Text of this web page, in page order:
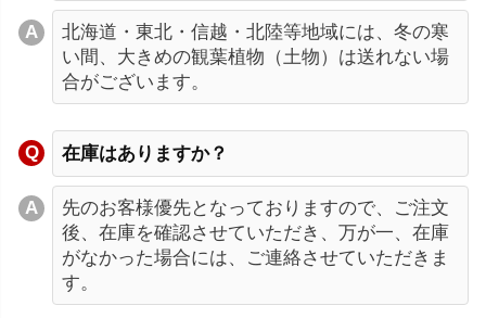
北海道・東北・信越・北陸等地域には、冬の寒
い間、大きめの観葉植物（土物）は送れない場
合がございます。
在庫はありますか？
先のお客様優先となっておりますので、ご注文
後、在庫を確認させていただき、万が一、在庫
がなかった場合には、ご連絡させていただきま
す。